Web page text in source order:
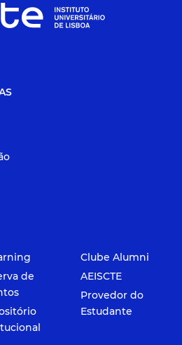
de
Clube Alumni
AEISCTE
Provedor do
Estudante